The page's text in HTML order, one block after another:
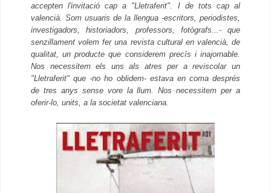
accepten l'invitació cap a "Lletraferit". I de tots cap al
valencià. Som usuaris de la llengua -escritors, periodistes,
investigadors, historiadors, professors, fotògrafs...- que
senzillament volem fer una revista cultural en valencià, de
qualitat, un producte que considerem precís i inajornable.
Nos necessitem els uns als atres per a reviscolar un
"Lletraferit" que -no ho oblidem- estava en coma després
de tres anys sense vore la llum. Nos necessitem per a
oferir-lo, units, a la societat valenciana.